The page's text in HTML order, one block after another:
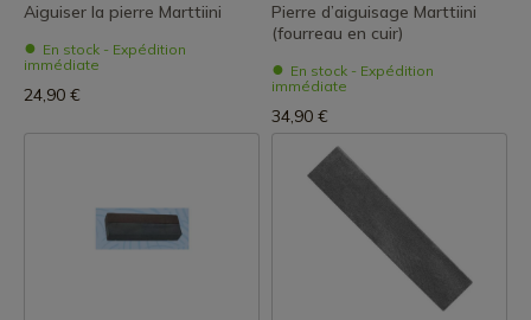
Aiguiser la pierre Marttiini
En stock - Expédition
immédiate
24,90 €
Pierre d’aiguisage Marttiini
(fourreau en cuir)
En stock - Expédition
immédiate
34,90 €